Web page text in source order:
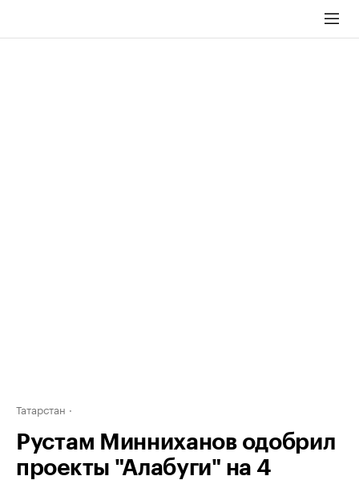
Татарстан
Рустам Минниханов одобрил
проекты "Алабуги" на 4